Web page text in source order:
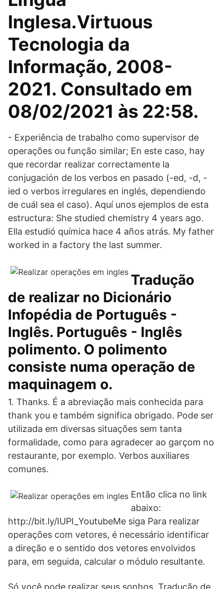
Inglesa.Virtuous
Tecnologia da
Informação, 2008-
2021. Consultado em
08/02/2021 às 22:58.
- Experiência de trabalho como supervisor de
operações ou função similar; En este caso, hay
que recordar realizar correctamente la
conjugación de los verbos en pasado (-ed, -d, -
ied o verbos irregulares en inglés, dependiendo
de cuál sea el caso). Aquí unos ejemplos de esta
estructura: She studied chemistry 4 years ago.
Ella estudió química hace 4 años atrás. My father
worked in a factory the last summer.
Tradução
de realizar no Dicionário
Infopédia de Português -
Inglês. Português - Inglês
polimento. O polimento
consiste numa operação de
maquinagem o.
1. Thanks. É a abreviação mais conhecida para
thank you e também significa obrigado. Pode ser
utilizada em diversas situações sem tanta
formalidade, como para agradecer ao garçom no
restaurante, por exemplo. Verbos auxiliares
comunes.
Então clica no link
abaixo:
http://bit.ly/IUPI_YoutubeMe siga Para realizar
operações com vetores, é necessário identificar
a direção e o sentido dos vetores envolvidos
para, em seguida, calcular o módulo resultante.
Só você pode realizar seus sonhos. Tradução de